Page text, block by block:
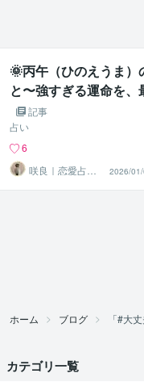
🌞丙午（ひのえうま）
と〜強すぎる運命を
ごし方〜
記事
占い
6
咲良｜恋愛占い
心導師
2026/
ホーム ブログ 「#大
カテゴリ一覧